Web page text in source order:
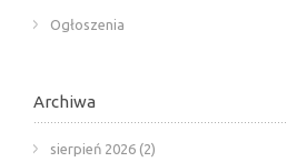
Ogłoszenia
Archiwa
sierpień 2026 (2)